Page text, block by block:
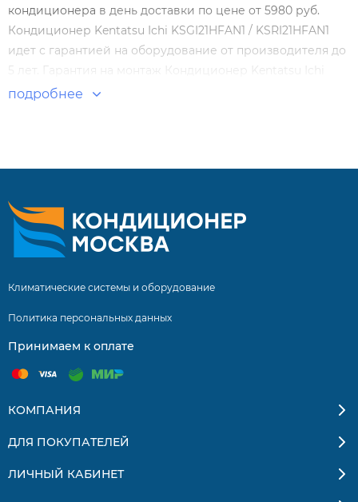
кондиционера в день доставки по цене от 5980 руб.
Кондиционер Kentatsu Ichi KSGI21HFAN1 / KSRI21HFAN1
идет с гарантией на оборудование от производителя до
5 лет. Гарантия на монтаж Кондиционер Kentatsu Ichi
KSGI21HFAN1 / KSRI21HFAN1 нашими специалистами
подробнее
Климатические системы и оборудование
Политика персональных данных
Принимаем к оплате
КОМПАНИЯ
ДЛЯ ПОКУПАТЕЛЕЙ
ЛИЧНЫЙ КАБИНЕТ